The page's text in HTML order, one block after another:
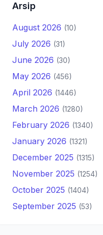
Arsip
August 2026 (10)
July 2026 (31)
June 2026 (30)
May 2026 (456)
April 2026 (1446)
March 2026 (1280)
February 2026 (1340)
January 2026 (1321)
December 2025 (1315)
November 2025 (1254)
October 2025 (1404)
September 2025 (53)